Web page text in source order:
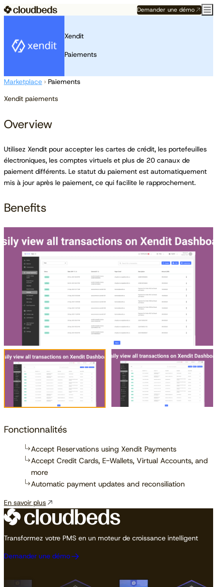
Demander une démo
Xendit
Paiements
Marketplace › Paiements
Xendit paiements
Overview
Utilisez Xendit pour accepter les cartes de crédit, les portefeuilles
électroniques, les comptes virtuels et plus de 20 canaux de
paiement différents. Le statut du paiement est automatiquement
mis à jour après le paiement, ce qui facilite le rapprochement.
Benefits
Fonctionnalités
Accept Reservations using Xendit Payments
Accept Credit Cards, E-Wallets, Virtual Accounts, and
more
Automatic payment updates and reconsiliation
En savoir plus
Transformez votre PMS en un moteur de croissance intelligent
Demander une démo